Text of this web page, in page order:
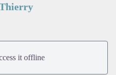
View picture in full screen
it offline